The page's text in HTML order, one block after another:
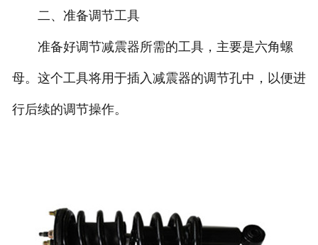
二、准备调节工具
准备好调节减震器所需的工具，主要是六角螺
母。这个工具将用于插入减震器的调节孔中，以便进
行后续的调节操作。